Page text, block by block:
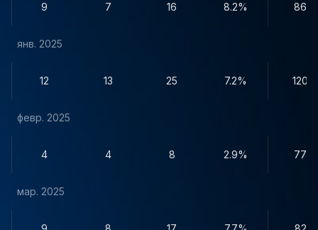
9 7 16 8.2% 86
янв. 2025
12 13 25 7.2% 120
февр. 2025
4 4 8 2.9% 77
мар. 2025